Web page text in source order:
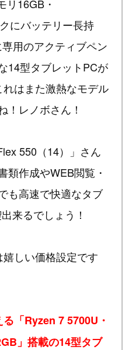
リ16GB・
にバッテリー長持
用のアクティブペン
14型タブレットPCが
はまた激熱なモデル
！レノボさん！
550（14）」さん
類作成やWEB閲覧・
も高速で快適なタブ
来るでしょう！
しい価格設定です
「Ryzen 7 5700U・
」搭載の14型タブ